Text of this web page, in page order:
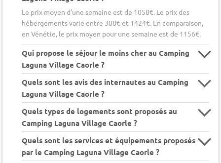
Le prix moyen d’une semaine est de 1058€. Le prix des
hébergements varie entre 388€ et 1424€. En comparaison,
en Vénétie, le prix moyen pour une semaine est de 1156€.
Qui propose le séjour le moins cher au Camping
Laguna Village Caorle ?
Quels sont les avis des internautes au Camping
Laguna Village Caorle ?
Quels types de logements sont proposés au
Camping Laguna Village Caorle ?
Quels sont les services et équipements proposés
par le Camping Laguna Village Caorle ?